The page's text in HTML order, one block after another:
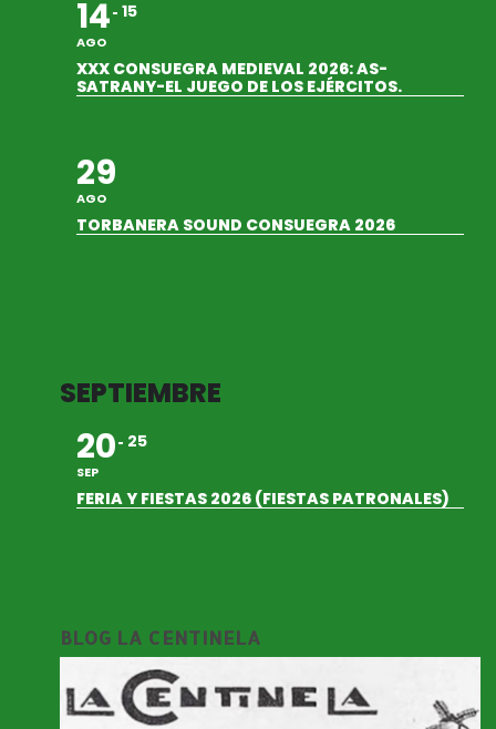
14
AGO
15
XXX CONSUEGRA MEDIEVAL 2026: AS-
SATRANY-EL JUEGO DE LOS EJÉRCITOS.
29
AGO
TORBANERA SOUND CONSUEGRA 2026
SEPTIEMBRE
20
SEP
25
FERIA Y FIESTAS 2026 (FIESTAS PATRONALES)
BLOG LA CENTINELA